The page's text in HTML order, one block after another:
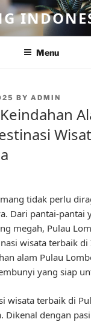
Menu
BY ADMIN
tidak perlu
Dari pantai-pantai
megah, Pulau
wisata terbaik di
alam Pulau
yang siap
wisata terbaik di
Dikenal dengan